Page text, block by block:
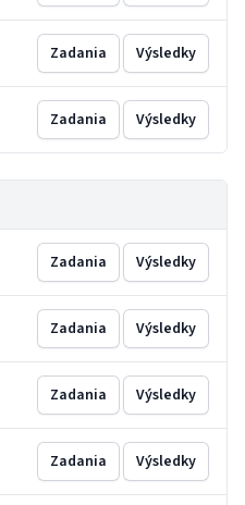
Zadania Výsledky
Zadania Výsledky
Zadania Výsledky
Zadania Výsledky
Zadania Výsledky
Zadania Výsledky